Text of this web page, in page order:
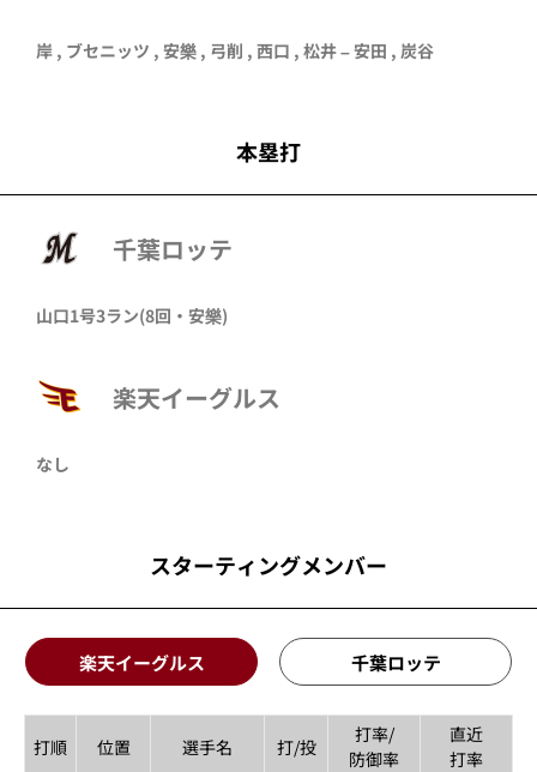
岸 , ブセニッツ , 安樂 , 弓削 , 西口 , 松井–安田 , 炭谷
本塁打
千葉ロッテ
山口1号3ラン(8回・ 安樂)
楽天イーグルス
なし
スターティングメンバー
楽天イーグルス 千葉ロッテ
打順 位置 選手名 打/投
打率/
防御率
直近
打率